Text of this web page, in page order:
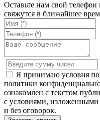
Оставьте нам свой
свяжутся в ближайшее
Я принимаю условия
политики
ознакомлен с текстом
с условиями,
и без оговорок.